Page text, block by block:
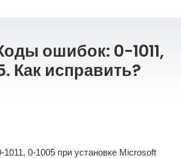
ошибок: 0-1011,
Как исправить?
0-1005 при установке Microsoft